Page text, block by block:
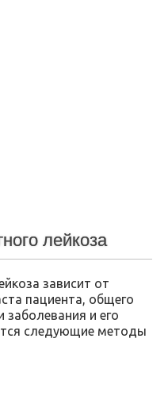
лейкоза
зависит от
пациента, общего
заболевания и его
следующие методы